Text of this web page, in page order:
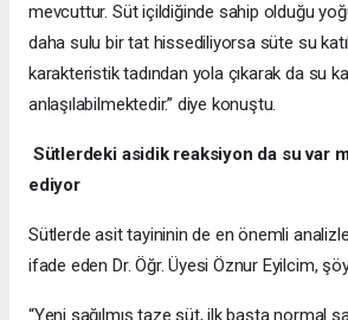
mevcuttur. Süt içildiğinde sahip olduğu
daha sulu bir tat hissediliyorsa süte su
karakteristik tadından yola çıkarak da su
anlaşılabilmektedir.” diye konuştu.
Sütlerdeki asidik reaksiyon da su var
ediyor
Sütlerde asit tayininin de en önemli
ifade eden Dr. Öğr. Üyesi Öznur Eyilcim,